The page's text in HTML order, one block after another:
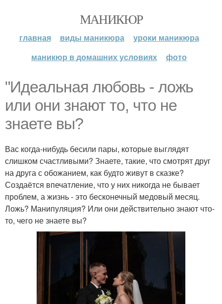
МАНИКЮР
главная виды маникюра
уроки маникюра
маникюр в домашних условиях
фото
"Идеальная любовь - ложь
или они знают то, что не
знаете вы?
Вас когда-нибудь бесили пары, которые выглядят
слишком счастливыми? Знаете, такие, что смотрят друг
на друга с обожанием, как будто живут в сказке?
Создаётся впечатление, что у них никогда не бывает
проблем, а жизнь - это бесконечный медовый месяц.
Ложь? Манипуляция? Или они действительно знают что-
то, чего не знаете вы?